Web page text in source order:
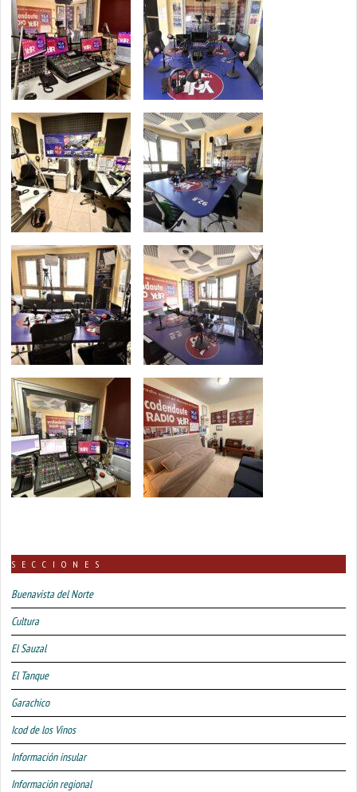
SECCIONES
Buenavista del Norte
Cultura
El Sauzal
El Tanque
Garachico
Icod de los Vinos
Información insular
Información regional